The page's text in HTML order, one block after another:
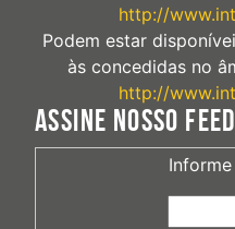
http://
Podem estar
às concedidas no
http://
ASSINE NOSSO FEED